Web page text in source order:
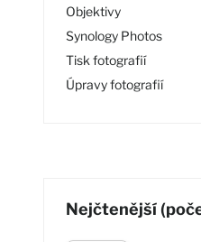
Objektivy
Synology Photos
Tisk fotografií
Úpravy fotografií
Nejčtenější